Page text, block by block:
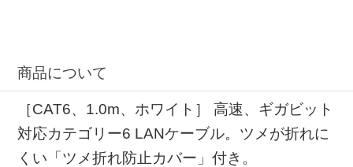
商品について
［CAT6、1.0m、ホワイト］ 高速、ギガビット
対応カテゴリー6 LANケーブル。ツメが折れに
くい「ツメ折れ防止カバー」付き。